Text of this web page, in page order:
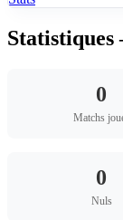
Statistiques
0
Matchs
0
Nuls